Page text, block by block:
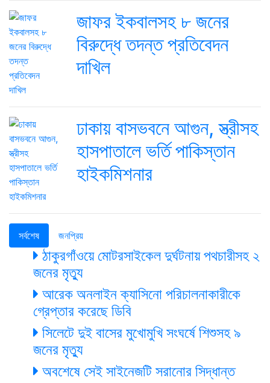
জাফর ইকবালসহ ৮ জনের
বিরুদ্ধে তদন্ত প্রতিবেদন
দাখিল
ঢাকায় বাসভবনে আগুন, স্ত্রীসহ
হাসপাতালে ভর্তি পাকিস্তান
হাইকমিশনার
সর্বশেষ জনপ্রিয়
ঠাকুরগাঁওয়ে মোটরসাইকেল দুর্ঘটনায় পথচারীসহ ২
জনের মৃত্যু
আরেক অনলাইন ক্যাসিনো পরিচালনাকারীকে
গ্রেপ্তার করেছে ডিবি
সিলেটে দুই বাসের মুখোমুখি সংঘর্ষে শিশুসহ ৯
জনের মৃত্যু
অবশেষে সেই সাইনেজটি সরানোর সিদ্ধান্ত